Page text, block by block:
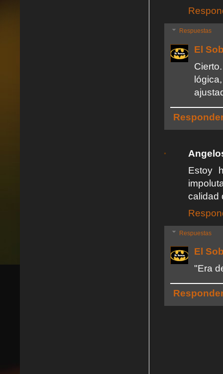
Respuestas
El
Estoy
calidad
Respuestas
El
"Era